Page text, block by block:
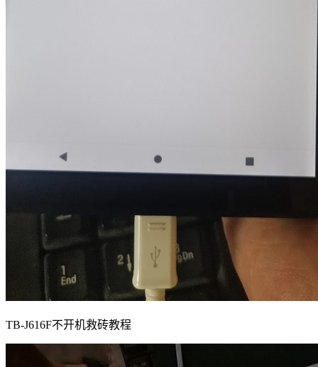
TB-J616F不开机救砖教程